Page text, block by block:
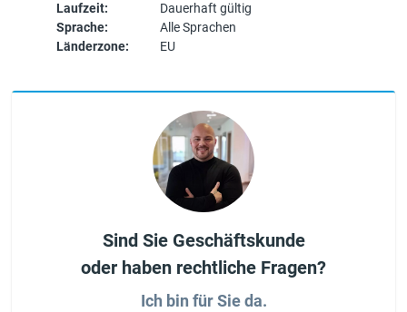
Laufzeit:
Dauerhaft gültig
Sprache:
Alle Sprachen
Länderzone:
EU
Sind Sie Geschäftskunde
oder haben rechtliche Fragen?
Ich bin für Sie da.